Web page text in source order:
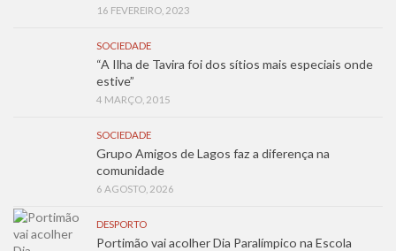
16 FEVEREIRO, 2023
SOCIEDADE
“A Ilha de Tavira foi dos sítios mais especiais onde
estive”
4 MARÇO, 2015
SOCIEDADE
Grupo Amigos de Lagos faz a diferença na
comunidade
6 AGOSTO, 2026
DESPORTO
Portimão vai acolher Dia Paralímpico na Escola